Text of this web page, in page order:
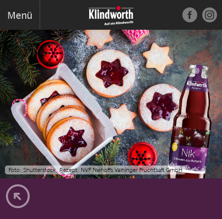
Menü Kontakt
Foto: Shutterstock, Rezept: NVF Niehoffs Vaihinger Fruchtsaft GmbH